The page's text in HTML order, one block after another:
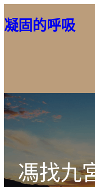
至
容
凝固的呼吸
馮找九